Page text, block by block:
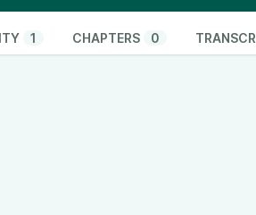
1 CHAPTERS 0